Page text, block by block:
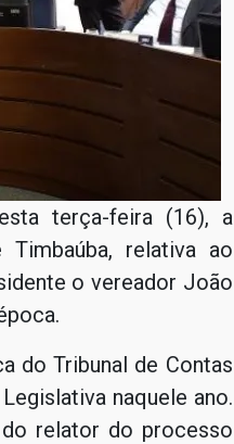
terça-feira (16), a
relativa ao
o vereador João
do Tribunal de Contas
naquele ano.
relator do processo